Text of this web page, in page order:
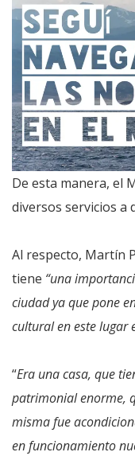
De esta manera, el
diversos servicios a
Al respecto, Martín
tiene “una
ciudad ya que pone
cultural en este lugar
“Era una casa, que
patrimonial enorme,
misma fue
en funcionamiento